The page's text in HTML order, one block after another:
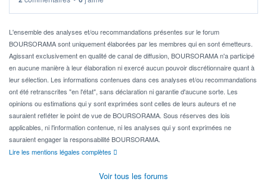
Idéalement, je voudrais qu'il soit éligible au PEA.
Pour l' ...
L'ensemble des analyses et/ou recommandations présentes sur le forum
BOURSORAMA sont uniquement élaborées par les membres qui en sont émetteurs.
Agissant exclusivement en qualité de canal de diffusion, BOURSORAMA n'a participé
en aucune manière à leur élaboration ni exercé aucun pouvoir discrétionnaire quant à
leur sélection. Les informations contenues dans ces analyses et/ou recommandations
ont été retranscrites "en l'état", sans déclaration ni garantie d'aucune sorte. Les
opinions ou estimations qui y sont exprimées sont celles de leurs auteurs et ne
sauraient refléter le point de vue de BOURSORAMA. Sous réserves des lois
applicables, ni l'information contenue, ni les analyses qui y sont exprimées ne
sauraient engager la responsabilité BOURSORAMA.
Lire les mentions légales complètes
Voir tous les forums